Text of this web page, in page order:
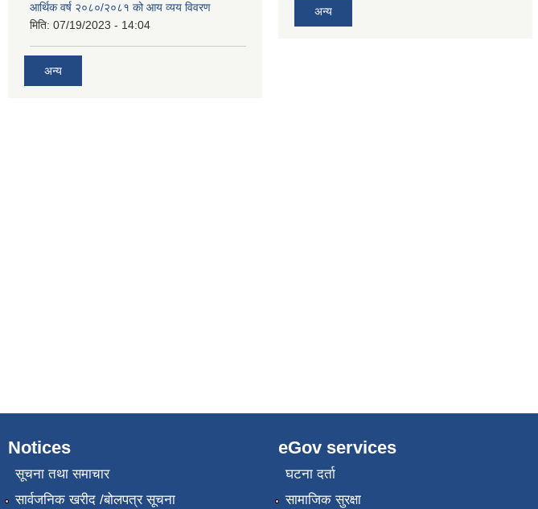
आर्थिक वर्ष २०८०/२०८१ को आय व्यय विवरण
मिति: 07/19/2023 - 14:04
अन्य
अन्य
Notices
सूचना तथा समाचार
सार्वजनिक खरीद /बोलपत्र सूचना
eGov services
घटना दर्ता
सामाजिक सुरक्षा